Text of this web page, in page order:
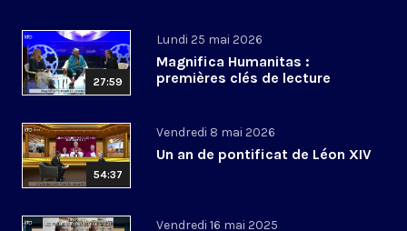
27:59
Lundi 25 mai 2026
Magnifica Humanitas :
premières clés de lecture
54:37
Vendredi 8 mai 2026
Un an de pontificat de Léon XIV
Vendredi 16 mai 2025